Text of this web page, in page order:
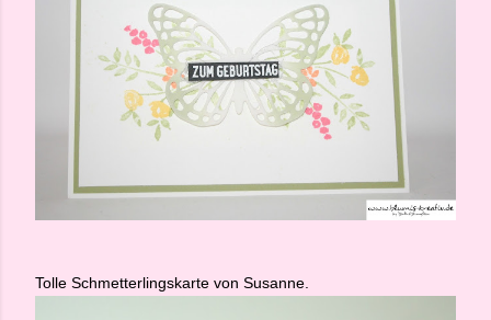
Tolle Schmetterlingskarte von Susanne.